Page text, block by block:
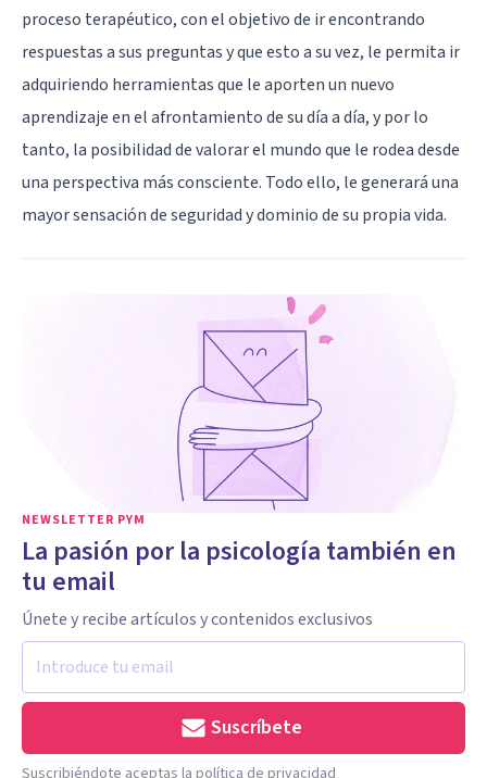
proceso terapéutico, con el objetivo de ir encontrando
respuestas a sus preguntas y que esto a su vez, le permita ir
adquiriendo herramientas que le aporten un nuevo
aprendizaje en el afrontamiento de su día a día, y por lo
tanto, la posibilidad de valorar el mundo que le rodea desde
una perspectiva más consciente. Todo ello, le generará una
mayor sensación de seguridad y dominio de su propia vida.
NEWSLETTER PYM
La pasión por la psicología también en
tu email
Únete y recibe artículos y contenidos exclusivos
Suscríbete
Suscribiéndote aceptas la política de privacidad